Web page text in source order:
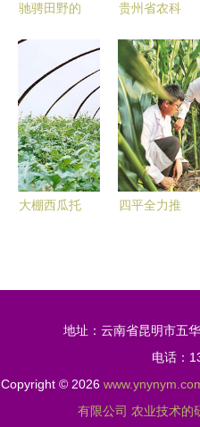
驰骋田野的
北农业装备
制造产业发
展中心赴大
冶、通城调
研掠影
贵州省农科
能山地农业
的科研先锋
大棚西瓜托
业技术的研
四平全力推
地址：云南省昆明市五
电话：
Copyright © 2026
有限公司 农业技术的